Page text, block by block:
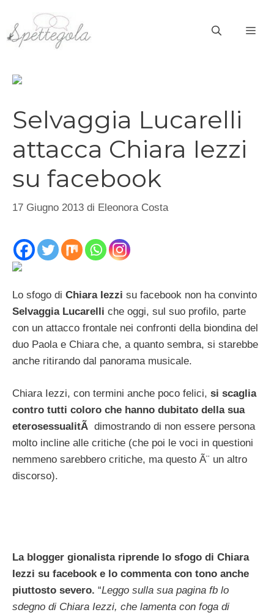
contenuto
Selvaggia Lucarelli
attacca Chiara Iezzi
su facebook
17 Giugno 2013 di Eleonora Costa
Lo sfogo di Chiara Iezzi su facebook non ha convinto
Selvaggia Lucarelli che oggi, sul suo profilo, parte
con un attacco frontale nei confronti della biondina del
duo Paola e Chiara che, a quanto sembra, si starebbe
anche ritirando dal panorama musicale.
Chiara Iezzi, con termini anche poco felici, si scaglia
contro tutti coloro che hanno dubitato della sua
eterosessualitÃ dimostrando di non essere persona
molto incline alle critiche (che poi le voci in questioni
nemmeno sarebbero critiche, ma questo Ã¨ un altro
discorso).
La blogger gionalista riprende lo sfogo di Chiara
Iezzi su facebook e lo commenta con tono anche
piuttosto severo. “Leggo sulla sua pagina fb lo
sdegno di Chiara Iezzi, che lamenta con foga di